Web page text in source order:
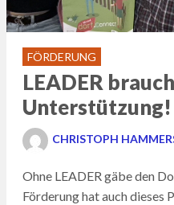
FÖRDERUNG
LEADER
Unterstützung!
CHRISTOPH
Ohne LEADER gäbe den
Förderung hat auch dieses